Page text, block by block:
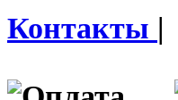
Контакты |